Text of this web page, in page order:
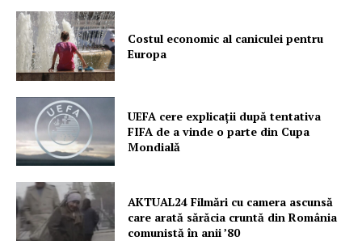
Costul economic al caniculei pentru
Europa
UEFA cere explicații după tentativa
FIFA de a vinde o parte din Cupa
Mondială
AKTUAL24 Filmări cu camera ascunsă
care arată sărăcia cruntă din România
comunistă în anii ’80